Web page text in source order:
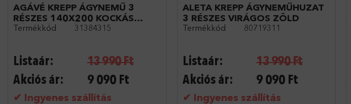
AGÁVÉ KREPP ÁGYNEMŰ 3
RÉSZES 140X200 KOCKÁS
PÖTTYÖS SZÜRKE
Termékkód 31384315
Listaár: 13 990Ft
Akciós ár:
9 090Ft
✔ Ingyenes szállítás
ALETA KREPP ÁGYNEMŰHUZAT
3 RÉSZES VIRÁGOS ZÖLD
Termékkód 80719311
Listaár: 13 990Ft
Akciós ár:
9 090 Ft
✔ Ingyenes szállítás